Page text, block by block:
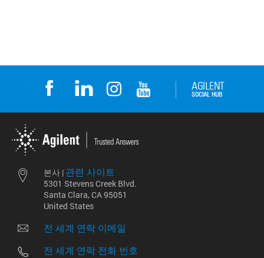
본사 | 관련 사이트
5301 Stevens Creek Blvd.
Santa Clara, CA 95051
United States
전 세계 연락 이메일
전 세계 연락 전화 번호